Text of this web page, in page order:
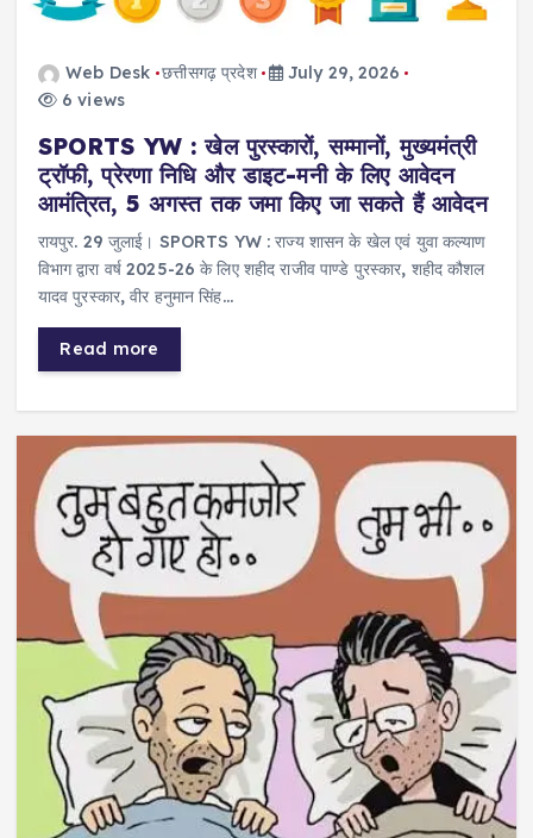
Web Desk छत्तीसगढ़ प्रदेश
July 29, 2026
6 views
SPORTS YW : खेल पुरस्कारों, सम्मानों, मुख्यमंत्री
ट्रॉफी, प्रेरणा निधि और डाइट-मनी के लिए आवेदन
आमंत्रित, 5 अगस्त तक जमा किए जा सकते हैं आवेदन
रायपुर. 29 जुलाई। SPORTS YW : राज्य शासन के खेल एवं युवा कल्याण
विभाग द्वारा वर्ष 2025-26 के लिए शहीद राजीव पाण्डे पुरस्कार, शहीद कौशल
यादव पुरस्कार, वीर हनुमान सिंह…
Read more